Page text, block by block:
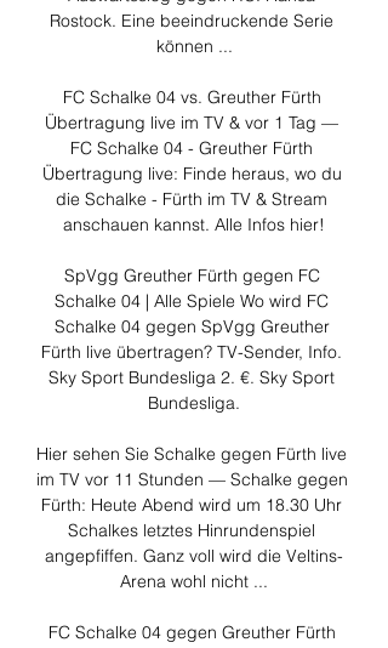
Rostock. Eine beeindruckende Serie
können ...
FC Schalke 04 vs. Greuther Fürth
Übertragung live im TV & vor 1 Tag —
FC Schalke 04 - Greuther Fürth
Übertragung live: Finde heraus, wo du
die Schalke - Fürth im TV & Stream
anschauen kannst. Alle Infos hier!
SpVgg Greuther Fürth gegen FC
Schalke 04 | Alle Spiele Wo wird FC
Schalke 04 gegen SpVgg Greuther
Fürth live übertragen? TV-Sender, Info.
Sky Sport Bundesliga 2. €. Sky Sport
Bundesliga.
Hier sehen Sie Schalke gegen Fürth live
im TV vor 11 Stunden — Schalke gegen
Fürth: Heute Abend wird um 18.30 Uhr
Schalkes letztes Hinrundenspiel
angepfiffen. Ganz voll wird die Veltins-
Arena wohl nicht ...
FC Schalke 04 gegen Greuther Fürth